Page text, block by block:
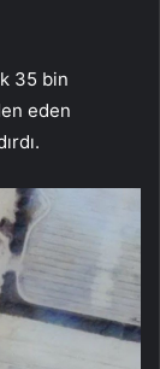
35 bin
eden